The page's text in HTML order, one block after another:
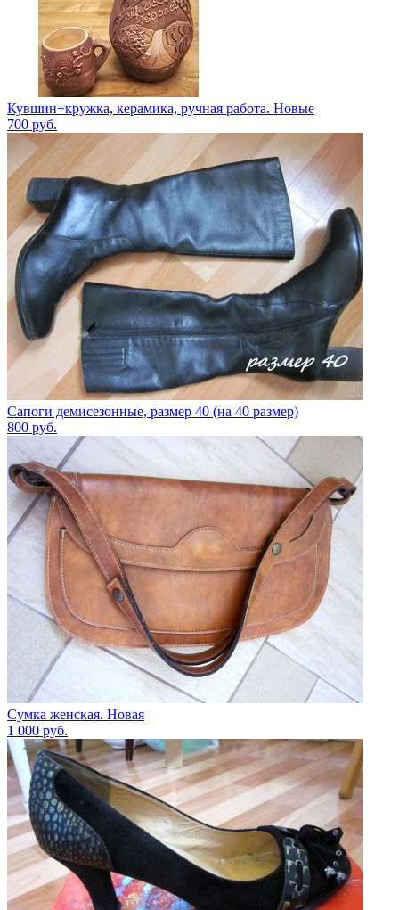
Кувшин+кружка, керамика, ручная работа. Новые
700 руб.
Сапоги демисезонные, размер 40 (на 40 размер)
800 руб.
Сумка женская. Новая
1 000 руб.